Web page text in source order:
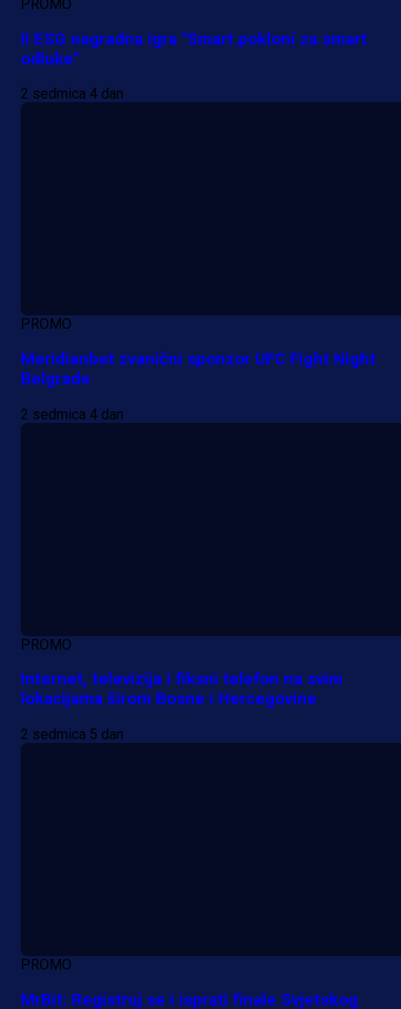
PROMO
II ESG nagradna igra "Smart pokloni za smart
odluke"
2 sedmica 4 dan
PROMO
Meridianbet zvanični sponzor UFC Fight Night
Belgrade
2 sedmica 4 dan
PROMO
Internet, televizija i fiksni telefon na svim
lokacijama širom Bosne i Hercegovine
2 sedmica 5 dan
PROMO
MrBit: Registruj se i isprati finale Svjetskog